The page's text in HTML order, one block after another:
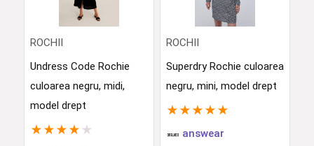
ROCHII
Undress Code Rochie
culoarea negru, midi,
model drept
★ ★ ★ ★ ★
ROCHII
Superdry Rochie culoarea
negru, mini, model drept
★ ★ ★ ★ ★
answear